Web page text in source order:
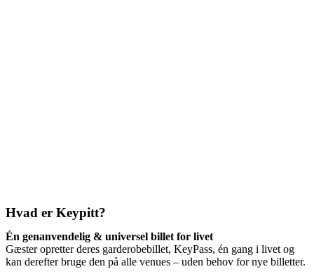
Hvad er Keypitt?
Én genanvendelig & universel billet for livet
Gæster opretter deres garderobebillet, KeyPass, én gang i livet og
kan derefter bruge den på alle venues – uden behov for nye billetter.